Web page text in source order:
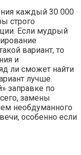
каждый 30 000
строго
Если мудрый
вариант, то
и
ли сможет найти
лучше.
заправке по
замены
необдуманного
особенно если